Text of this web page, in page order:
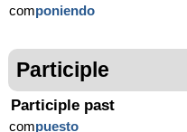
componiendo
Participle
Participle past
compuesto